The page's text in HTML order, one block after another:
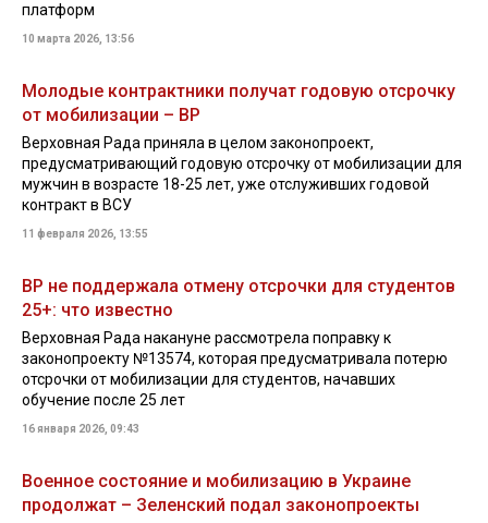
платформ
10 марта 2026, 13:56
Молодые контрактники получат годовую отсрочку
от мобилизации – ВР
Верховная Рада приняла в целом законопроект,
предусматривающий годовую отсрочку от мобилизации для
мужчин в возрасте 18-25 лет, уже отслуживших годовой
контракт в ВСУ
11 февраля 2026, 13:55
ВР не поддержала отмену отсрочки для студентов
25+: что известно
Верховная Рада накануне рассмотрела поправку к
законопроекту №13574, которая предусматривала потерю
отсрочки от мобилизации для студентов, начавших
обучение после 25 лет
16 января 2026, 09:43
Военное состояние и мобилизацию в Украине
продолжат – Зеленский подал законопроекты